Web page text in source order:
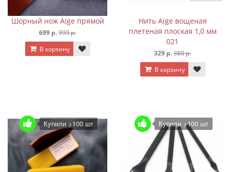
Шорный нож Aige прямой
699 р.999 р.
В корзину
Нить Aige вощеная
плетеная плоская 1,0 мм
021
329 р.380 р.
В корзину
Купили >100 шт Купили >100 шт